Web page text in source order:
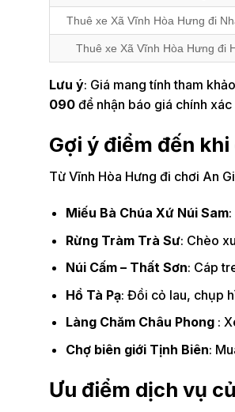
Thuê xe Xã Vĩnh Hòa Hưng đi
Thuê xe Xã Vĩnh Hòa Hưng đi
Lưu ý: Giá mang tính tham
090 để nhận báo giá chính xác
Gợi ý điểm đến
Từ Vĩnh Hòa Hưng đi chơi An
Miếu Bà Chúa Xứ Núi Sam:
Rừng Tràm Trà Sư: Chèo
Núi Cấm – Thất Sơn: Cáp
Hồ Tà Pạ: Đồi cỏ lau, chụp
Làng Chăm Châu Phong:
Chợ biên giới Tịnh Biên:
Ưu điểm dịch vụ